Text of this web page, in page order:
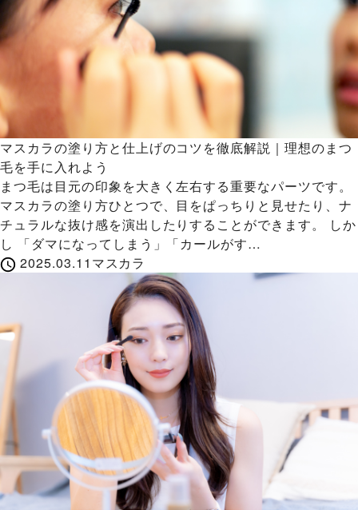
マスカラの塗り方と仕上げのコツを徹底解説｜理想のまつ
毛を手に入れよう
まつ毛は目元の印象を大きく左右する重要なパーツです。
マスカラの塗り方ひとつで、目をぱっちりと見せたり、ナ
チュラルな抜け感を演出したりすることができます。 しか
し 「ダマになってしまう」「カールがす…
2025.03.11 マスカラ